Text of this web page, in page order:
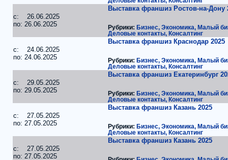
c: 26.06.2025
по: 26.06.2025
Выставка франшиз Ростов-на-Дону
Рубрики: Бизнес, Экономика, Малый
Деловые контакты, Консалтинг
c: 24.06.2025
по: 24.06.2025
Выставка франшиз Краснодар 2025
Рубрики: Бизнес, Экономика, Малый
Деловые контакты, Консалтинг
c: 29.05.2025
по: 29.05.2025
Выставка франшиз Екатеринбург
Рубрики: Бизнес, Экономика, Малый
Деловые контакты, Консалтинг
c: 27.05.2025
по: 27.05.2025
Выставка франшиз Казань 2025
Рубрики: Бизнес, Экономика, Малый
Деловые контакты, Консалтинг
c: 27.05.2025
по: 27.05.2025
Выставка франшиз Казань 2025